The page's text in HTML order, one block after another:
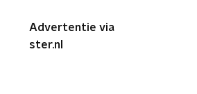
Advertentie via
ster.nl